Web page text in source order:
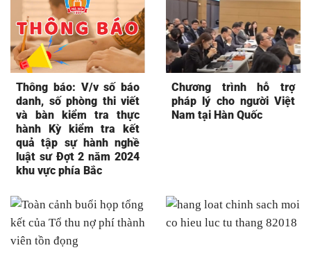
Thông báo: V/v số báo
danh, số phòng thi viết
và bàn kiểm tra thực
hành Kỳ kiểm tra kết
quả tập sự hành nghề
luật sư Đợt 2 năm 2024
khu vực phía Bắc
Chương trình hỗ trợ
pháp lý cho người Việt
Nam tại Hàn Quốc